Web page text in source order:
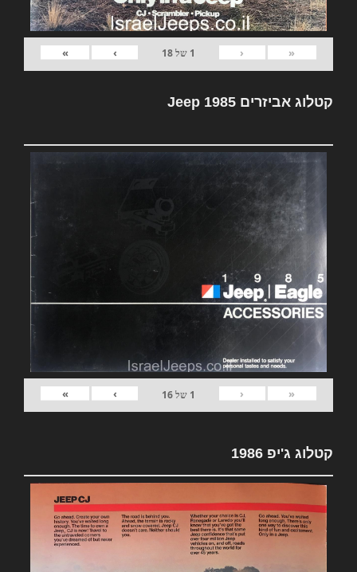
«
‹
1 של18
›
»
קטלוג אביזרים Jeep 1985
«
‹
1 של16
›
»
קטלוג ג'יפ 1986